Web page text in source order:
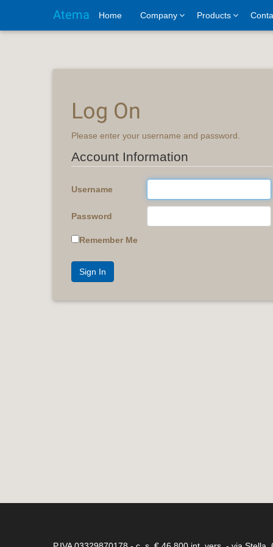
Atema Home Company Products
Log On
Please enter your username and password.
Account Information
Username
Password
Remember Me
Sign In